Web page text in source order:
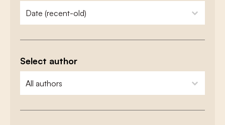
zoeken - sorteer
sort content
Select author
zoeken - auteurs
select content